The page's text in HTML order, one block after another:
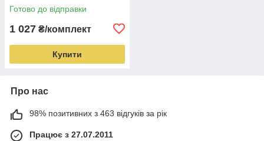
Готово до відправки
1 027 ₴/комплект
Купити
Про нас
98% позитивних з 463 відгуків за рік
Працює з 27.07.2011